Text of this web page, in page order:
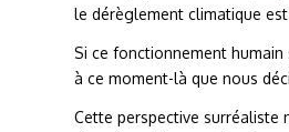
le dérèglement climatique
Si ce fonctionnement humain
à ce moment-là que nous
Cette perspective surréaliste